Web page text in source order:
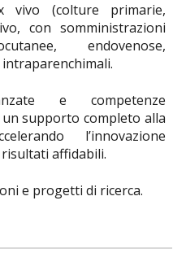
vivo (colture primarie,
con somministrazioni
endovenose,
e competenze
supporto completo alla
l’innovazione
affidabili.
e progetti di ricerca.